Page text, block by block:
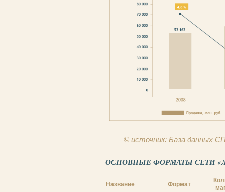
© источник: База данных
ОСНОВНЫЕ ФОРМАТЫ СЕТИ
Название Формат